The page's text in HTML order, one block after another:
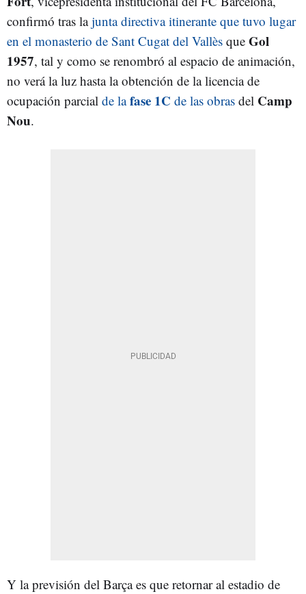
confirmó tras lajunta directiva itinerante que tuvo lugar
en el monasterio de Sant Cugat del Vallès que Gol
1957, tal y como se renombró al espacio de animación,
no verá la luz hasta la obtención de la licencia de
ocupación parcial de lafase 1C de las obras del Camp
Nou.
Y la previsión del Barça es que retornar al estadio de